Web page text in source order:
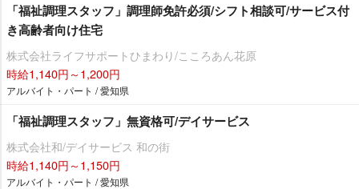
「福祉調理スタッフ」調理師免許必須/シフト相談可/サービス付
き高齢者向け住宅
株式会社ライフサポートひまわり/こころあん花原
時給1,140円～1,200円
アルバイト・パート / 愛知県
「福祉調理スタッフ」無資格可/デイサービス
株式会社和/デイサービス 和の街
時給1,140円～1,150円
アルバイト・パート / 愛知県